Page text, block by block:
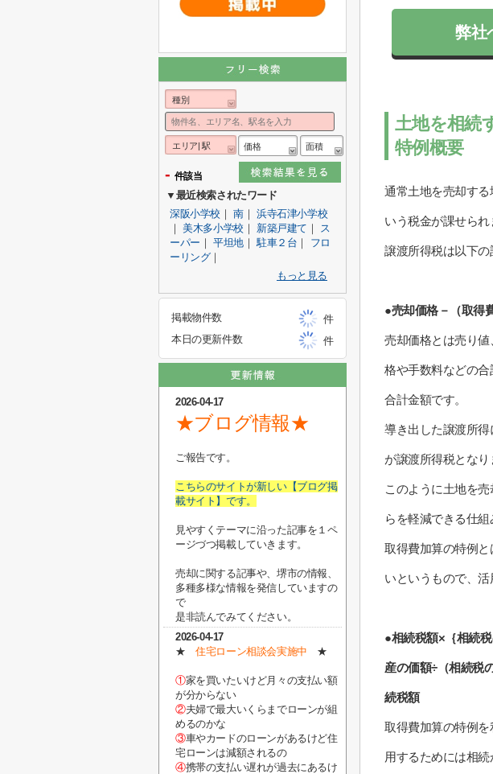
弊社
土地を相続
特例概要
通常土地を売却す
いう税金が課せられ
譲渡所得税は以下の
●売却価格－（取得
売却価格とは売り
格や手数料などの
合計金額です。
導き出した譲渡所
が譲渡所得税となり
このように土地を
らを軽減できる仕組
取得費加算の特例
いというもので、活
●相続税額×｛相続
産の価額÷（相続税
続税額
取得費加算の特例
用するためには相
種別
エリア| 駅 価格 面積
- 件該当
▼最近検索されたワード
深阪小学校 ｜南｜浜寺石津小学校
｜美木多小学校 ｜ 新築戸建て ｜
ス
ーパー ｜平坦地｜駐車２台 ｜ フロ
ーリング｜
もっと見る
掲載物件数
件
本日の更新件数
件
2026-04-17
★ブログ情報★
ご報告です。
こちらのサイトが新しい【ブログ掲
載サイト】です。
見やすくテーマに沿った記事を１ペ
ージづつ掲載していきます。
売却に関する記事や、堺市の情報、
多種多様な情報を発信していますの
で
是非読んでみてください。
2026-04-17
★住宅ローン相談会実施中 ★
①家を買いたいけど月々の支払い額
が分からない
②夫婦で最大いくらまでローンが組
めるのかな
③車やカードのローンがあるけど住
宅ローンは減額されるの
④携帯の支払い遅れが過去にあるけ